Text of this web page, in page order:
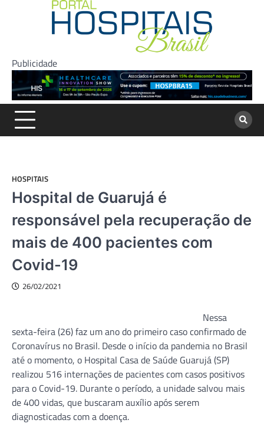
Publicidade
HOSPITAIS
Hospital de Guarujá é
responsável pela recuperação de
mais de 400 pacientes com
Covid-19
26/02/2021
Nessa
sexta-feira (26) faz um ano do primeiro caso confirmado de
Coronavírus no Brasil. Desde o início da pandemia no Brasil
até o momento, o Hospital Casa de Saúde Guarujá (SP)
realizou 516 internações de pacientes com casos positivos
para o Covid-19. Durante o período, a unidade salvou mais
de 400 vidas, que buscaram auxílio após serem
diagnosticadas com a doença.